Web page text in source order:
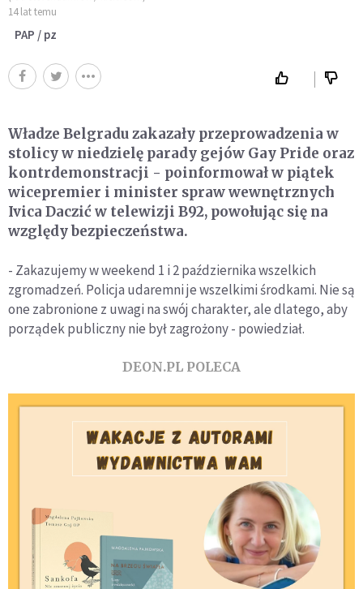
14 lat temu
PAP / pz
Władze Belgradu zakazały przeprowadzenia w
stolicy w niedzielę parady gejów Gay Pride oraz
kontrdemonstracji - poinformował w piątek
wicepremier i minister spraw wewnętrznych
Ivica Daczić w telewizji B92, powołując się na
względy bezpieczeństwa.
- Zakazujemy w weekend 1 i 2 października wszelkich
zgromadzeń. Policja udaremni je wszelkimi środkami. Nie są
one zabronione z uwagi na swój charakter, ale dlatego, aby
porządek publiczny nie był zagrożony - powiedział.
DEON.PL POLECA